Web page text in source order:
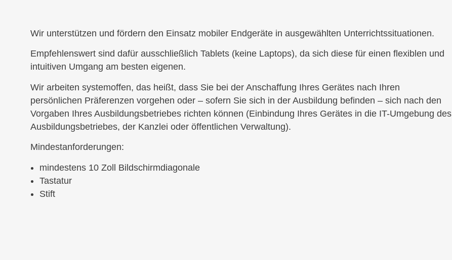
Wir unterstützen und fördern den Einsatz mobiler Endgeräte in ausgewählten Unterrichtssituationen.
Empfehlenswert sind dafür ausschließlich Tablets (keine Laptops), da sich diese für einen flexiblen und
intuitiven Umgang am besten eigenen.
Wir arbeiten systemoffen, das heißt, dass Sie bei der Anschaffung Ihres Gerätes nach Ihren
persönlichen Präferenzen vorgehen oder – sofern Sie sich in der Ausbildung befinden – sich nach den
Vorgaben Ihres Ausbildungsbetriebes richten können (Einbindung Ihres Gerätes in die IT-Umgebung des
Ausbildungsbetriebes, der Kanzlei oder öffentlichen Verwaltung).
Mindestanforderungen:
mindestens 10 Zoll Bildschirmdiagonale
Tastatur
Stift